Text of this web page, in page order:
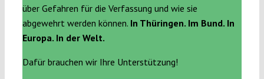
über Gefahren für die Verfassung und wie sie
abgewehrt werden können. In Thüringen. Im Bund. In
Europa. In der Welt.
Dafür brauchen wir Ihre Unterstützung!